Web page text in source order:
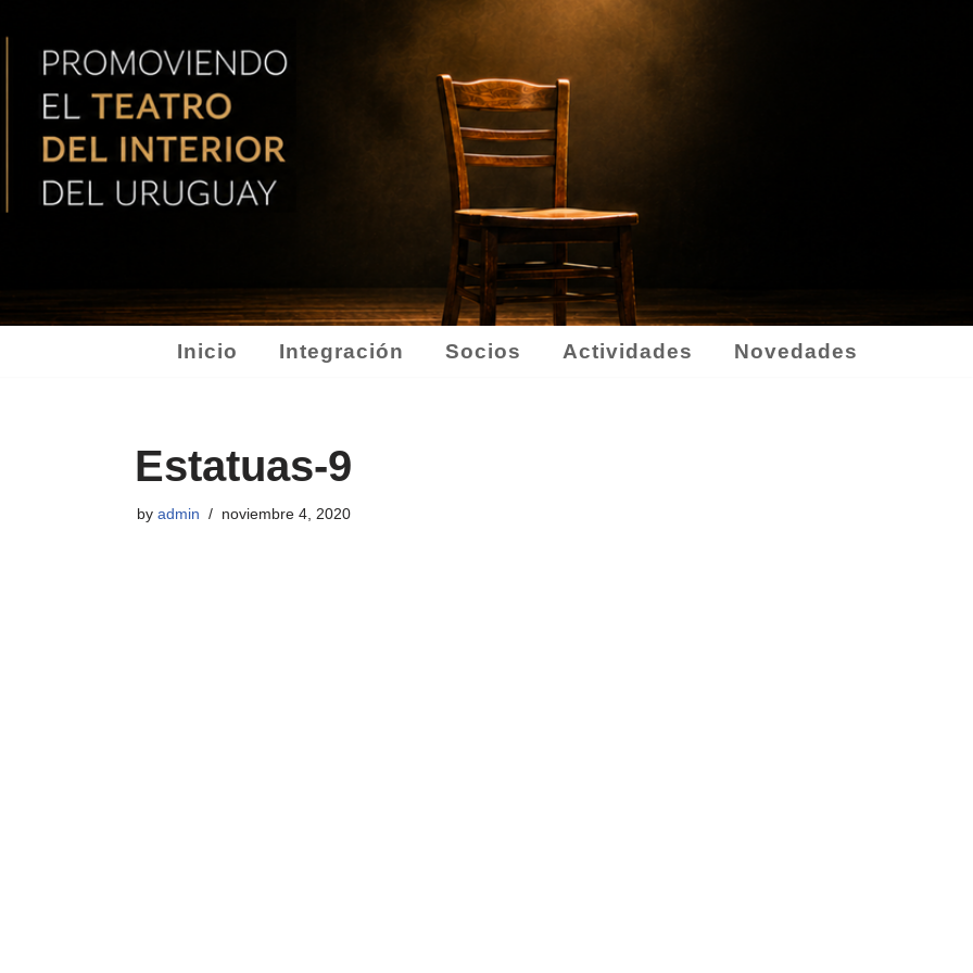
Inicio Integración Socios Actividades Novedades
Estatuas-9
by admin noviembre 4, 2020